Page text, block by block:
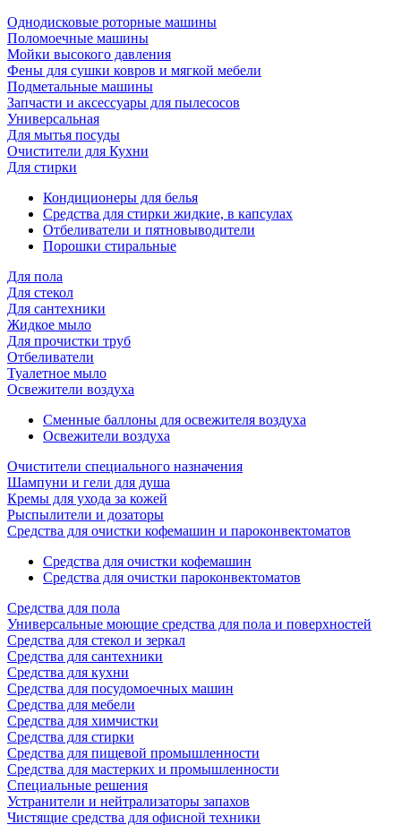
Однодисковые роторные машины
Поломоечные машины
Мойки высокого давления
Фены для сушки ковров и мягкой мебели
Подметальные машины
Запчасти и аксессуары для пылесосов
Универсальная
Для мытья посуды
Очиcтители для Кухни
Для стирки
Кондиционеры для белья
Средства для стирки жидкие, в капсулах
Отбеливатели и пятновыводители
Порошки стиральные
Для пола
Для стекол
Для сантехники
Жидкое мыло
Для прочистки труб
Отбеливатели
Туалетное мыло
Освежители воздуха
Сменные баллоны для освежителя воздуха
Освежители воздуха
Очистители специального назначения
Шампуни и гели для душа
Кремы для ухода за кожей
Рыспылители и дозаторы
Cредства для очистки кофемашин и пароконвектоматов
Средства для очистки кофемашин
Cредства для очистки пароконвектоматов
Средства для пола
Универсальные моющие средства для пола и поверхностей
Средства для стекол и зеркал
Средства для сантехники
Средства для кухни
Средства для посудомоечных машин
Средства для мебели
Средства для химчистки
Средства для стирки
Средства для пищевой промышленности
Средства для мастерких и промышленности
Специальные решения
Устранители и нейтрализаторы запахов
Чистящие средства для офисной техники